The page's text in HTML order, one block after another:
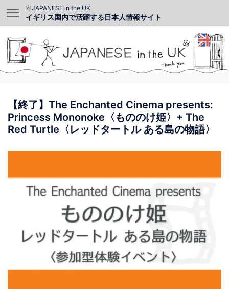
JAPANESE in the UK
イギリス国内で活躍する日本人情報サイト
【終了】The Enchanted Cinema presents:
Princess Mononoke〈もののけ姫〉+ The
Red Turtle〈レッドタートル ある島の物語〉